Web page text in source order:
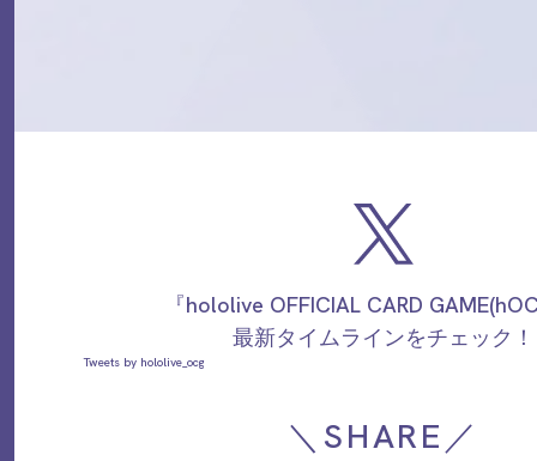
『hololive OFFICIAL CARD
最新タイムラインをチェック！
Tweets by hololive_ocg
＼SHARE／